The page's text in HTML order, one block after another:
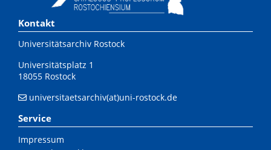
Kontakt
Universitätsarchiv Rostock
Universitätsplatz 1
18055 Rostock
universitaetsarchiv(at)uni-rostock.de
Service
Impressum